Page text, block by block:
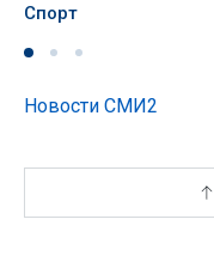
Спорт
Новости СМИ2